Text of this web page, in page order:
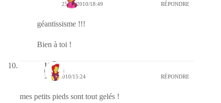
25/09/2010/18:49 RÉPONDRE
géantissisme !!!
Bien à toi !
Krio
25/09/2010/15:24 RÉPONDRE
mes petits pieds sont tout gelés !